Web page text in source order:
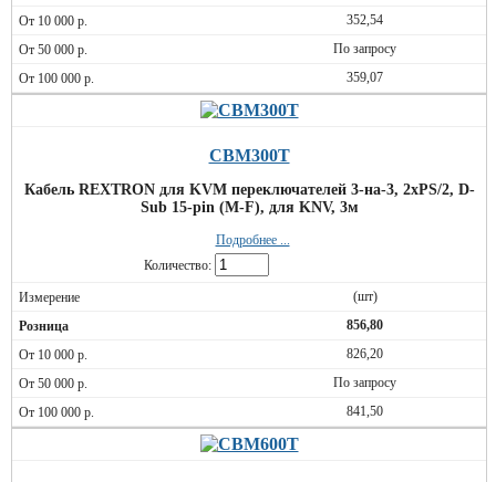
352,54
По запросу
359,07
CBM300T
Кабель REXTRON для KVM переключателей 3-на-3, 2xPS/2, D-
Sub 15-pin (M-F), для KNV, 3м
Подробнее ...
Количество:
(шт)
856,80
826,20
По запросу
841,50